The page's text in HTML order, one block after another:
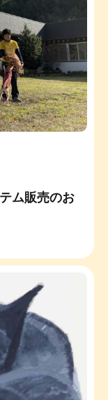
ム販売のお